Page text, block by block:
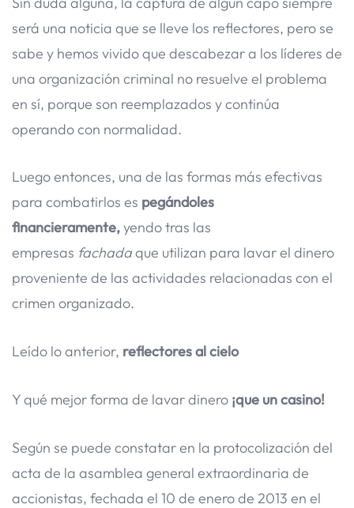
será una noticia que se lleve los reflectores, pero se
sabe y hemos vivido que descabezar a los líderes de
una organización criminal no resuelve el problema
en sí, porque son reemplazados y continúa
operando con normalidad.
Luego entonces, una de las formas más efectivas
para combatirlos es pegándoles
financieramente,yendo tras las
empresas fachadaque utilizan para lavar el dinero
proveniente de las actividades relacionadas con el
crimen organizado.
Leído lo anterior, reflectores al cielo
Y qué mejor forma de lavar dinero ¡que un casino!
Según se puede constatar en la protocolización del
acta de la asamblea general extraordinaria de
accionistas, fechada el 10 de enero de 2013 en el